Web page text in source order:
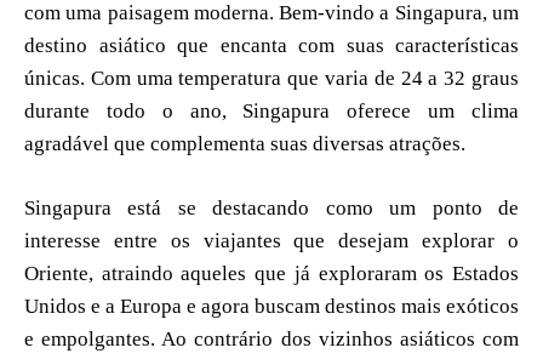
com uma paisagem moderna. Bem-vindo a Singapura, um
destino asiático que encanta com suas características
únicas. Com uma temperatura que varia de 24 a 32 graus
durante todo o ano, Singapura oferece um clima
agradável que complementa suas diversas atrações.
Singapura está se destacando como um ponto de
interesse entre os viajantes que desejam explorar o
Oriente, atraindo aqueles que já exploraram os Estados
Unidos e a Europa e agora buscam destinos mais exóticos
e empolgantes. Ao contrário dos vizinhos asiáticos com